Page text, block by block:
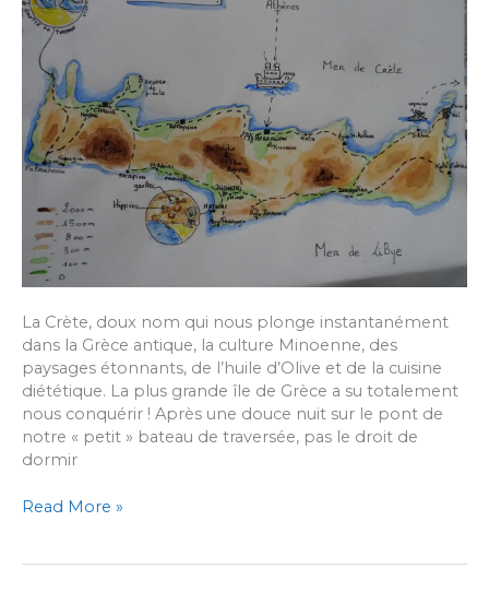
divers.
La Crète, doux nom qui nous plonge instantanément
dans la Grèce antique, la culture Minoenne, des
paysages étonnants, de l’huile d’Olive et de la cuisine
diététique. La plus grande île de Grèce a su totalement
nous conquérir ! Après une douce nuit sur le pont de
notre « petit » bateau de traversée, pas le droit de
dormir
[#15]
Read More »